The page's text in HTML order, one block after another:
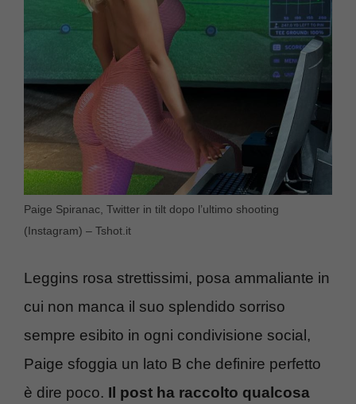
Paige Spiranac, Twitter in tilt dopo l’ultimo shooting
(Instagram) – Tshot.it
Leggins rosa strettissimi, posa ammaliante in
cui non manca il suo splendido sorriso
sempre esibito in ogni condivisione social,
Paige sfoggia un lato B che definire perfetto
è dire poco. Il post ha raccolto qualcosa